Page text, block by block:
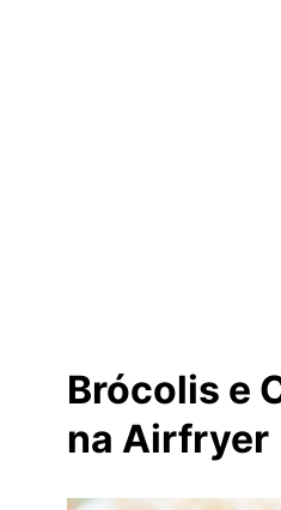
Brócolis e
na Airfryer